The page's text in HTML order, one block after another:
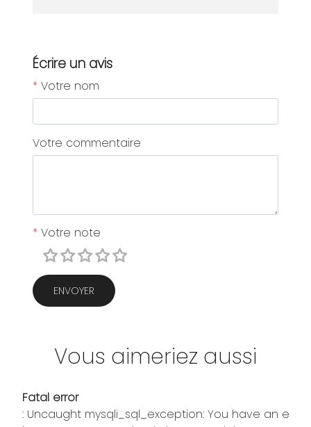
Écrire un avis
* Votre nom
Votre commentaire
* Votre note
ENVOYER
Vous aimeriez aussi
Fatal error
: Uncaught mysqli_sql_exception: You have an error